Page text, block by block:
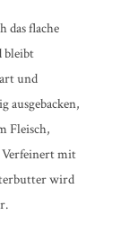
das flache
bleibt
und
ausgebacken,
Fleisch,
Verfeinert mit
wird